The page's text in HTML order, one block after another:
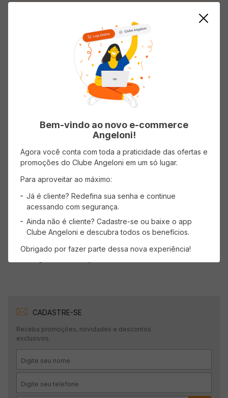
Informações do Produto
Único
Lenço
Avaliações
Carregando…
Faça login para escrever uma avaliação.
Mais recentes Todos
CADASTRE-SE
Receba promoções, novidades e descontos
exclusivos.
Bem-vindo ao novo e-commerce
Angeloni!
Agora você conta com toda a praticidade das ofertas e
promoções do Clube Angeloni em um só lugar.
Para aproveitar ao máximo:
Já é cliente? Redefina sua senha e continue
acessando com segurança.
Ainda não é cliente? Cadastre-se ou baixe o app
Clube Angeloni e descubra todos os benefícios.
Obrigado por fazer parte dessa nova experiência!